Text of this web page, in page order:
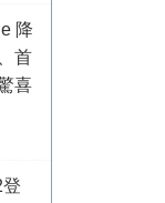
降
首
喜